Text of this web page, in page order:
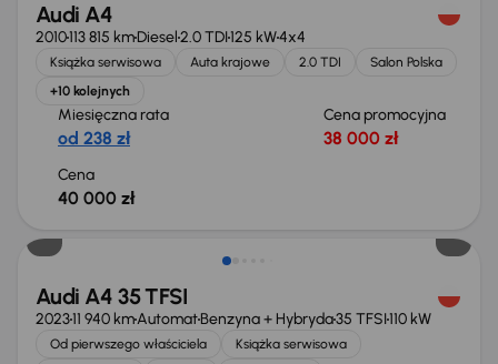
Audi A4
2010113 815 kmDiesel2.0 TDI125 kW4x4
Książka serwisowa Auta krajowe 2.0 TDI
Salon Polska
+10 kolejnych
Miesięczna rata
od 238 zł
Cena promocyjna
38 000 zł
Cena
40 000 zł
Audi A4 35 TFSI
202311 940 kmAutomatBenzyna + Hybryda35 TFSI110 kW
Od pierwszego właściciela
Książka serwisowa